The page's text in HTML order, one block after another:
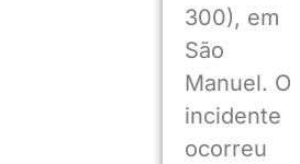
300), em
São
Manuel. O
incidente
ocorreu